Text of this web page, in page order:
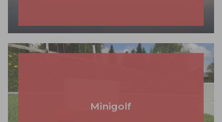
Minigolf